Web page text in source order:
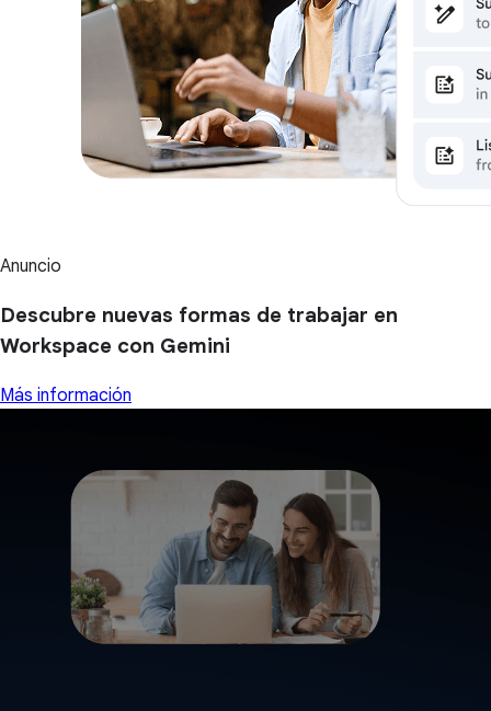
Anuncio
Descubre nuevas formas de trabajar en
Workspace con Gemini
Más información